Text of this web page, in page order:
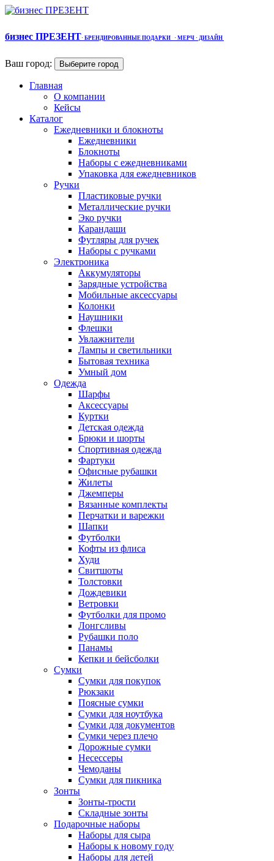
бизнес ПРЕЗЕНТ· БРЕНДИРОВАННЫЕ ПОДАРКИ · МЕРЧ · ДИЗАЙН
Ваш город: Выберите город
Главная
О компании
Кейсы
Каталог
Ежедневники и блокноты
Ежедневники
Блокноты
Наборы с ежедневниками
Упаковка для ежедневников
Ручки
Пластиковые ручки
Металлические ручки
Эко ручки
Карандаши
Футляры для ручек
Наборы с ручками
Электроника
Аккумуляторы
Зарядные устройства
Мобильные аксессуары
Колонки
Наушники
Флешки
Увлажнители
Лампы и светильники
Бытовая техника
Умный дом
Одежда
Шарфы
Аксессуары
Куртки
Детская одежда
Брюки и шорты
Спортивная одежда
Фартуки
Офисные рубашки
Жилеты
Джемперы
Вязанные комплекты
Перчатки и варежки
Шапки
Футболки
Кофты из флиса
Худи
Свитшоты
Толстовки
Дождевики
Ветровки
Футболки для промо
Лонгсливы
Рубашки поло
Панамы
Кепки и бейсболки
Сумки
Сумки для покупок
Рюкзаки
Поясные сумки
Сумки для ноутбука
Сумки для документов
Сумки через плечо
Дорожные сумки
Несессеры
Чемоданы
Сумки для пикника
Зонты
Зонты-трости
Складные зонты
Подарочные наборы
Наборы для сыра
Наборы к новому году
Наборы для детей